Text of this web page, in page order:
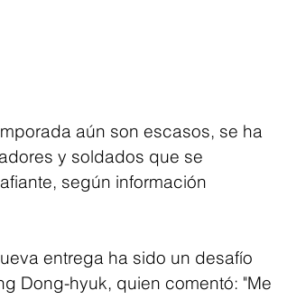
aún son escasos, se ha
y soldados que se
según información
entrega ha sido un desafío
Dong-hyuk, quien comentó: "Me